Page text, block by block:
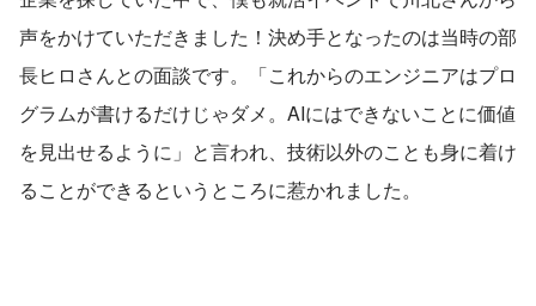
声をかけていただきました！決め手となったのは当時の部
長ヒロさんとの面談です。「これからのエンジニアはプロ
グラムが書けるだけじゃダメ。AIにはできないことに価値
を見出せるように」と言われ、技術以外のことも身に着け
ることができるというところに惹かれました。